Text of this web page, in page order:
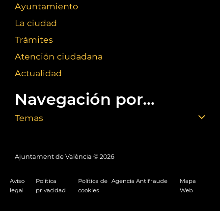
Ayuntamiento
La ciudad
Trámites
Atención ciudadana
Actualidad
Navegación por...
Temas
Ajuntament de València © 2026
Aviso
legal
Política
privacidad
Política de
cookies
Agencia Antifraude
Mapa
Web